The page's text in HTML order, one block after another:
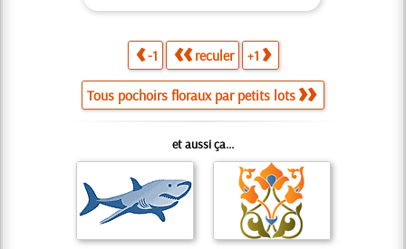
-1 reculer +1
Tous pochoirs floraux par petits lots
et aussi ça...